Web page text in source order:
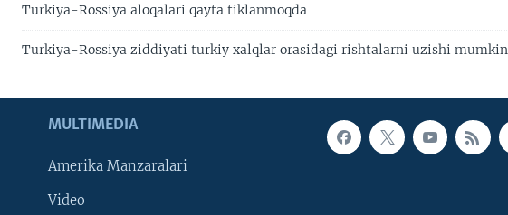
Turkiya-Rossiya aloqalari qayta tiklanmoqda
Turkiya-Rossiya ziddiyati turkiy xalqlar orasidagi rishtalarni uzishi mumkin
MULTIMEDIA
Amerika Manzaralari
Video